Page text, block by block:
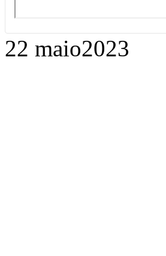
22 maio2023